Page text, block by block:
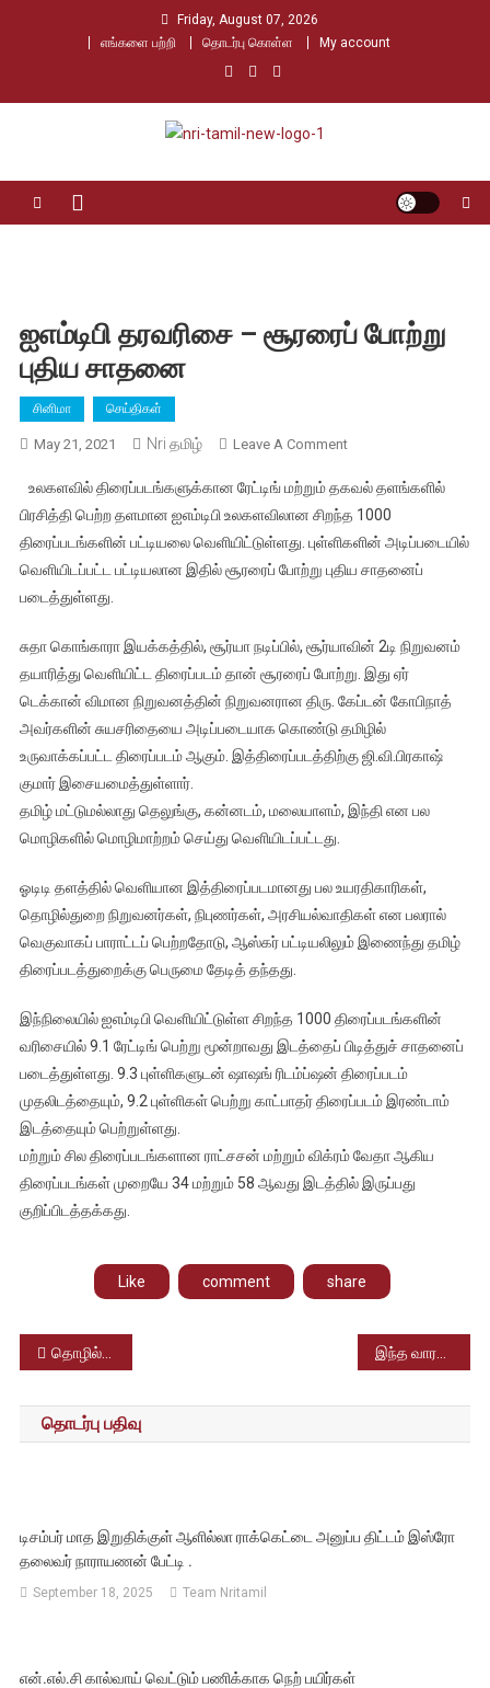
Friday, August 07, 2026
எங்களை பற்றி
தொடர்பு கொள்ள My account
Nri Tamil
ஐஎம்டிபி தரவரிசை – சூரரைப் போற்று
புதிய சாதனை
சினிமா செய்திகள்
May 21, 2021 Nri தமிழ் Leave A CommentOn
தரவரிசை
–
சூரரைப்
போற்று
உலகளவில் திரைப்படங்களுக்கான ரேட்டிங் மற்றும் தகவல் தளங்களில்
பிரசித்தி பெற்ற தளமான ஐஎம்டிபி உலகளவிலான சிறந்த 1000
திரைப்படங்களின் பட்டியலை வெளியிட்டுள்ளது. புள்ளிகளின் அடிப்படையில்
வெளியிடப்பட்ட பட்டியலான இதில் சூரரைப் போற்று புதிய சாதனைப்
படைத்துள்ளது.
சுதா கொங்காரா இயக்கத்தில், சூர்யா நடிப்பில், சூர்யாவின் 2டி நிறுவனம்
தயாரித்து வெளியிட்ட திரைப்படம் தான் சூரரைப் போற்று. இது ஏர்
டெக்கான் விமான நிறுவனத்தின் நிறுவனரான திரு. கேப்டன் கோபிநாத்
அவர்களின் சுயசரிதையை அடிப்படையாக கொண்டு தமிழில்
உருவாக்கப்பட்ட திரைப்படம் ஆகும். இத்திரைப்படத்திற்கு ஜி.வி.பிரகாஷ்
குமார் இசையமைத்துள்ளார்.
தமிழ் மட்டுமல்லாது தெலுங்கு, கன்னடம், மலையாளம், இந்தி என பல
மொழிகளில் மொழிமாற்றம் செய்து வெளியிடப்பட்டது.
ஓடிடி தளத்தில் வெளியான இத்திரைப்படமானது பல உயரதிகாரிகள்,
தொழில்துறை நிறுவனர்கள், நிபுணர்கள், அரசியல்வாதிகள் என பலரால்
வெகுவாகப் பாராட்டப் பெற்றதோடு, ஆஸ்கர் பட்டியலிலும் இணைந்து தமிழ்
திரைப்படத்துறைக்கு பெருமை தேடித் தந்தது.
இந்நிலையில் ஐஎம்டிபி வெளியிட்டுள்ள சிறந்த 1000 திரைப்படங்களின்
வரிசையில் 9.1 ரேட்டிங் பெற்று மூன்றாவது இடத்தைப் பிடித்துச் சாதனைப்
படைத்துள்ளது. 9.3 புள்ளிகளுடன் ஷாஷங் ரிடம்ப்ஷன் திரைப்படம்
முதலிடத்தையும், 9.2 புள்ளிகள் பெற்று காட்பாதர் திரைப்படம் இரண்டாம்
இடத்தையும் பெற்றுள்ளது.
மற்றும் சில திரைப்படங்களான ராட்சசன் மற்றும் விக்ரம் வேதா ஆகிய
திரைப்படங்கள் முறையே 34 மற்றும் 58 ஆவது இடத்தில் இருப்பது
குறிப்பிடத்தக்கது.
Like comment share
Post
navigation
தொழில்நுட்பத்திற்காய் வழங்கப்படும் உயரிய விருது – இங்கிலாந்து வாழ் தமிழர் சாதனை
தொடர்பு பதிவு
டிசம்பர் மாத இறுதிக்குள் ஆளில்லா ராக்கெட்டை அனுப்ப திட்டம் இஸ்ரோ
தலைவர் நாராயணன் பேட்டி .
September 18, 2025 Team Nritamil
என்.எல்.சி கால்வாய் வெட்டும் பணிக்காக நெற் பயிர்கள்